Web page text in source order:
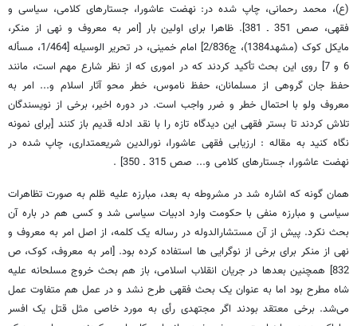
(ع)، محمد رحمانی، چاپ شده در: نهضت عاشورا، جستارهای کلامی، سیاسی و
فقهی، صص 351 ـ 381]. ظاهرا برای اولین بار [امر به معروف و نهی از منکر،
مایکل کوک (مشهد1384)، ج2/836] امام خمینی، در تحریر الوسیله [1/464، مسأله
6 و 7] روی این بحث تأکید کردند که در اموری که از نظر شارع مهم است، مانند
حفظ جان گروهی از مسلمانان، حفظ ناموس، خطر محو آثار اسلام و... امر به
معروف ولو با احتمال خطر و ضرر واجب است. در دوره اخیر، برخی از نویسندگان
تلاش کردند تا بستر فقهی این دیدگاه تازه را با نقد ادله قدیم باز کنند [برای نمونه
نگاه کنید به مقاله : ارزیابی فقهی عاشورا، نورالدین شریعمتداری، چاپ شده در
نهضت عاشورا، جستارهای کلامی و... صص 315 ـ 350] .
همان گونه که اشاره شد در مشروطه به بعد، مبارزه علیه ظلم به صورت تظاهرات
سیاسی و مبارزه منفی با حکومت وارد ادبیات سیاسی شد و کسی هم در باره آن
بحث نکرد. پیش از آن مستشارالدوله در رساله یک کلمه، از اصل امر به معروف و
نهی از منکر برای برخی از نوگرایی ها استفاده کرده بود. [امر به معروف، کوک، ص
832] همچنین بعدها در جریان انقلاب اسلامی، باز هم بحث خروج مسلحانه علیه
شاه مطرح بود اما به عنوان یک بحث فقهی طرح نشد و در عمل هم متفاوت عمل
می‌شد. برخی معتقد بودند اگر مجتهدی رأی به مورد خاصی مثل قتل یک افسر